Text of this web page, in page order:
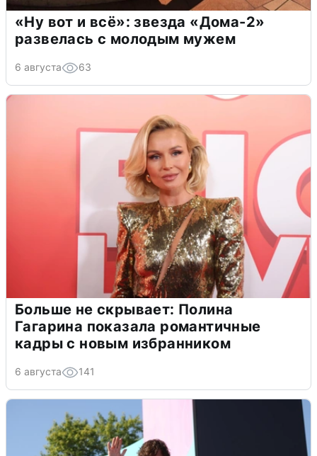
«Ну вот и всё»: звезда «Дома-2»
развелась с молодым мужем
6 августа 63
Больше не скрывает: Полина
Гагарина показала романтичные
кадры с новым избранником
6 августа 141